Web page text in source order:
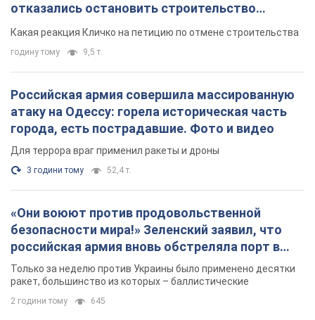
отказались остановить строительство
небоскреба "московского верующего"
Какая реакция Кличко на петицию по отмене строительства
годину тому 9,5 т.
Российская армия совершила массированную
атаку на Одессу: горела историческая часть
города, есть пострадавшие. Фото и видео
Для террора враг применил ракеты и дроны
3 години тому 52,4 т.
«Они воюют против продовольственной
безопасности мира!» Зеленский заявил, что
российская армия вновь обстреляла порт в
Одессе
Только за неделю против Украины было применено десятки
ракет, большинство из которых – баллистические
2 години тому 645